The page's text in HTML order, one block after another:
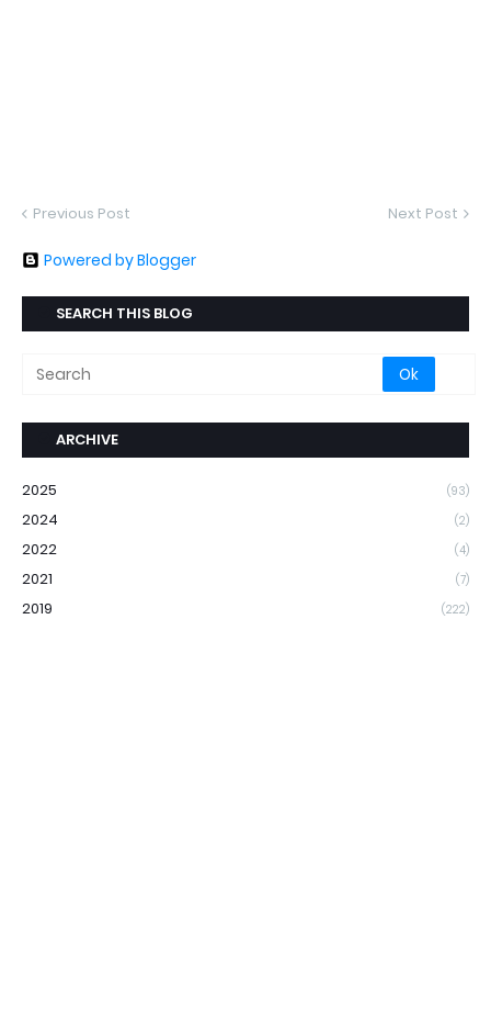
Previous Post Next Post
Powered by Blogger
SEARCH THIS BLOG
ARCHIVE
2025 (93)
2024 (2)
2022 (4)
2021 (7)
2019 (222)